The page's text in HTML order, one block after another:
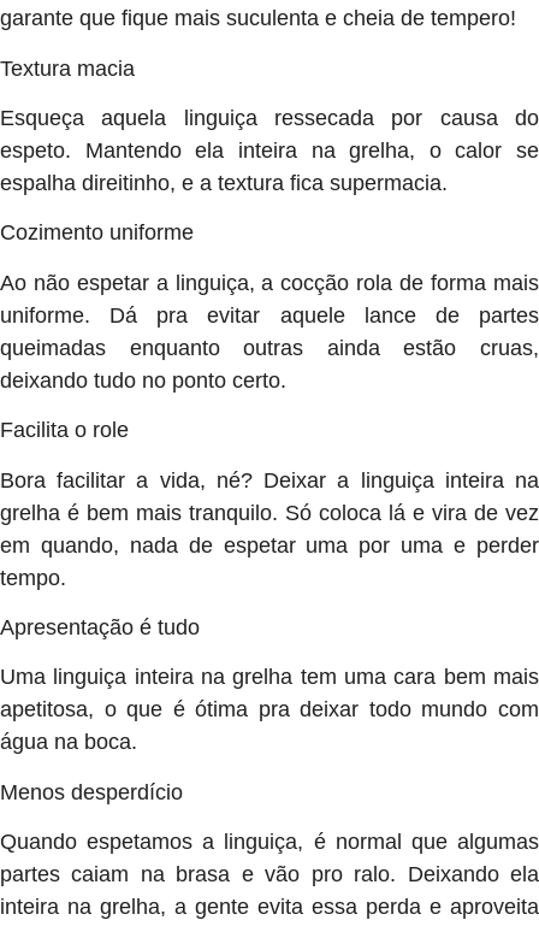
garante que fique mais suculenta e cheia de tempero!
Textura macia
Esqueça aquela linguiça ressecada por causa do
espeto. Mantendo ela inteira na grelha, o calor se
espalha direitinho, e a textura fica supermacia.
Cozimento uniforme
Ao não espetar a linguiça, a cocção rola de forma mais
uniforme. Dá pra evitar aquele lance de partes
queimadas enquanto outras ainda estão cruas,
deixando tudo no ponto certo.
Facilita o role
Bora facilitar a vida, né? Deixar a linguiça inteira na
grelha é bem mais tranquilo. Só coloca lá e vira de vez
em quando, nada de espetar uma por uma e perder
tempo.
Apresentação é tudo
Uma linguiça inteira na grelha tem uma cara bem mais
apetitosa, o que é ótima pra deixar todo mundo com
água na boca.
Menos desperdício
Quando espetamos a linguiça, é normal que algumas
partes caiam na brasa e vão pro ralo. Deixando ela
inteira na grelha, a gente evita essa perda e aproveita